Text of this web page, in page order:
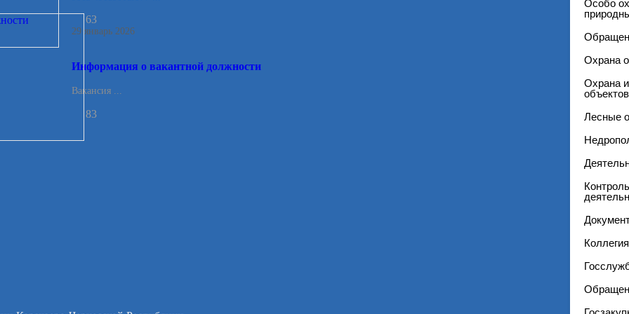
63
29 январь 2026
Информация о вакантной должности
Вакансия ...
83
Особо
Охрана
Охрана
Лесные
Коллегия